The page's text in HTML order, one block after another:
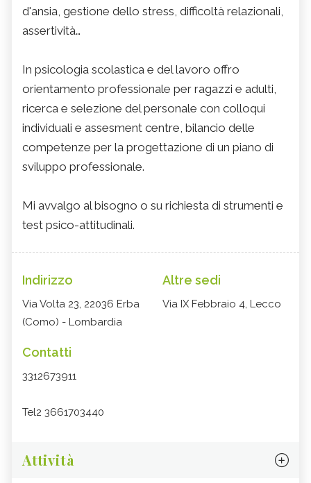
d'ansia, gestione dello stress, difficoltà relazionali,
assertività…
In psicologia scolastica e del lavoro offro
orientamento professionale per ragazzi e adulti,
ricerca e selezione del personale con colloqui
individuali e assesment centre, bilancio delle
competenze per la progettazione di un piano di
sviluppo professionale.
Mi avvalgo al bisogno o su richiesta di strumenti e
test psico-attitudinali.
Indirizzo
Via Volta 23, 22036 Erba
(Como) - Lombardia
Altre sedi
Via IX Febbraio 4, Lecco
Contatti
3312673911
Tel2 3661703440
Attività